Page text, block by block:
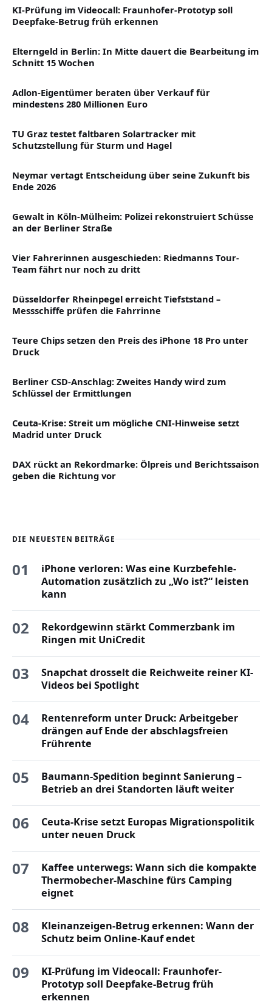
KI-Prüfung im Videocall: Fraunhofer-Prototyp soll
Deepfake-Betrug früh erkennen
Elterngeld in Berlin: In Mitte dauert die Bearbeitung im
Schnitt 15 Wochen
Adlon-Eigentümer beraten über Verkauf für
mindestens 280 Millionen Euro
TU Graz testet faltbaren Solartracker mit
Schutzstellung für Sturm und Hagel
Neymar vertagt Entscheidung über seine Zukunft bis
Ende 2026
Gewalt in Köln-Mülheim: Polizei rekonstruiert Schüsse
an der Berliner Straße
Vier Fahrerinnen ausgeschieden: Riedmanns Tour-
Team fährt nur noch zu dritt
Düsseldorfer Rheinpegel erreicht Tiefststand –
Messschiffe prüfen die Fahrrinne
Teure Chips setzen den Preis des iPhone 18 Pro unter
Druck
Berliner CSD-Anschlag: Zweites Handy wird zum
Schlüssel der Ermittlungen
Ceuta-Krise: Streit um mögliche CNI-Hinweise setzt
Madrid unter Druck
DAX rückt an Rekordmarke: Ölpreis und Berichtssaison
geben die Richtung vor
DIE NEUESTEN BEITRÄGE
01
iPhone verloren: Was eine Kurzbefehle-
Automation zusätzlich zu „Wo ist?“ leisten
kann
02
Rekordgewinn stärkt Commerzbank im
Ringen mit UniCredit
03
Snapchat drosselt die Reichweite reiner KI-
Videos bei Spotlight
04
Rentenreform unter Druck: Arbeitgeber
drängen auf Ende der abschlagsfreien
Frührente
05
Baumann-Spedition beginnt Sanierung –
Betrieb an drei Standorten läuft weiter
06
Ceuta-Krise setzt Europas Migrationspolitik
unter neuen Druck
07
Kaffee unterwegs: Wann sich die kompakte
Thermobecher-Maschine fürs Camping
eignet
08
Kleinanzeigen-Betrug erkennen: Wann der
Schutz beim Online-Kauf endet
09
KI-Prüfung im Videocall: Fraunhofer-
Prototyp soll Deepfake-Betrug früh
erkennen